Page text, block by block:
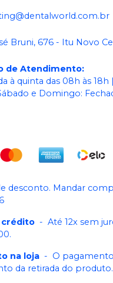
Bruni, 676 - Itu Novo
de Atendimento:
à quinta das 08h às 18h
e Domingo:
desconto. Mandar
crédito - Até 12x sem
na loja - O
da retirada do produto.